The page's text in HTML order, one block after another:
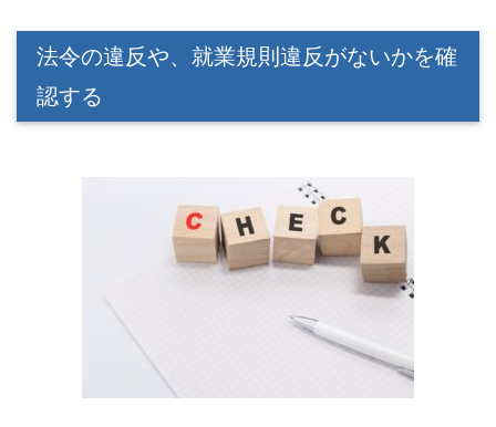
法令の違反や、就業規則違反がないかを確
認する